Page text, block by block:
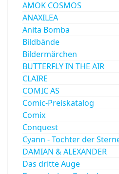
AMOK COSMOS
ANAXILEA
Anita Bomba
Bildbände
Bildermärchen
BUTTERFLY IN THE AIR
CLAIRE
COMIC AS
Comic-Preiskatalog
Comix
Conquest
Cyann - Tochter der
DAMIAN & ALEXANDER
Das dritte Auge